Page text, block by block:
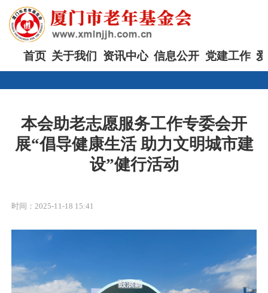
首页 关于我们 资讯中心 信息公开 党建工作
本会助老志愿服务工作专委会开
展“倡导健康生活 助力文明城市建
设”健行活动
时间：2025-11-18 15:41